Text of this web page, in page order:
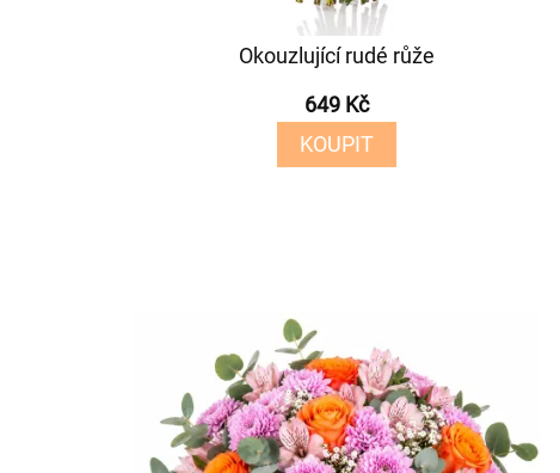
Okouzlující rudé růže
649 Kč
KOUPIT